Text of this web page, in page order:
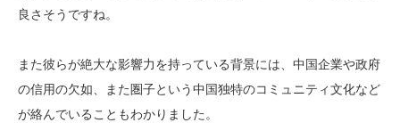
良さそうですね。
また彼らが絶大な影響力を持っている背景には、中国企業や政府
の信用の欠如、また圏子という中国独特のコミュニティ文化など
が絡んでいることもわかりました。